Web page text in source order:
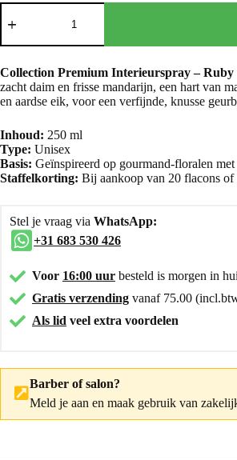
Collection Premium Interieurspray – Ruby
zacht daim en frisse mandarijn, een hart van
en aardse eik, voor een verfijnde, knusse
Inhoud: 250 ml
Type: Unisex
Basis: Geïnspireerd op gourmand-floralen
Staffelkorting: Bij aankoop van 20 flacons
Stel je vraag via WhatsApp:
+31 683 530 426
Voor 16:00 uur besteld is morgen in
Gratis verzending vanaf 75.00
Als lid veel extra voordelen
Barber of salon?
Meld je aan en maak gebruik van